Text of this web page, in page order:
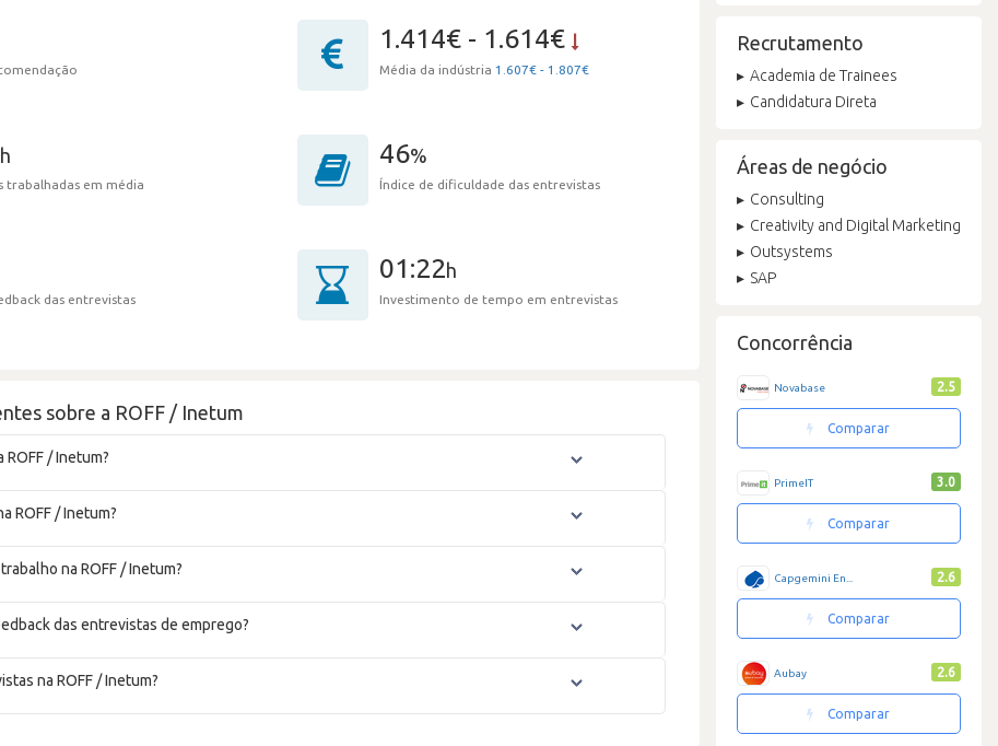
1.414€ - 1.614€
Média da indústria 1.607€ - 1.807€
h
trabalhadas em média
46%
Índice de dificuldade das entrevistas
das entrevistas
01:22h
Investimento de tempo em entrevistas
sobre a ROFF / Inetum
/ Inetum?
ROFF / Inetum?
na ROFF / Inetum?
das entrevistas de emprego?
na ROFF / Inetum?
Recrutamento
Academia de Trainees
Candidatura Direta
Áreas de negócio
Consulting
Creativity and Digital Marketing
Outsystems
SAP
Concorrência
Novabase 2.5
Comparar
PrimeIT 3.0
Comparar
Capgemini En... 2.6
Comparar
Aubay 2.6
Comparar